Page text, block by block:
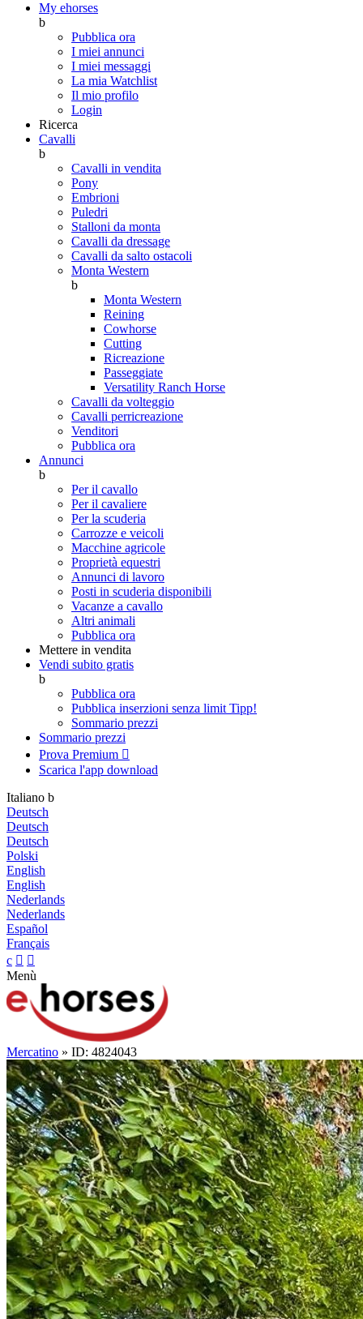
My ehorses
b
Pubblica ora
I miei annunci
I miei messaggi
La mia Watchlist
Il mio profilo
Login
Ricerca
Cavalli
b
Cavalli in vendita
Pony
Embrioni
Puledri
Stalloni da monta
Cavalli da dressage
Cavalli da salto ostacoli
Monta Western
b
Monta Western
Reining
Cowhorse
Cutting
Ricreazione
Passeggiate
Versatility Ranch Horse
Cavalli da volteggio
Cavalli perricreazione
Venditori
Pubblica ora
Annunci
b
Per il cavallo
Per il cavaliere
Per la scuderia
Carrozze e veicoli
Macchine agricole
Proprietà equestri
Annunci di lavoro
Posti in scuderia disponibili
Vacanze a cavallo
Altri animali
Pubblica ora
Mettere in vendita
Vendi subito gratis
b
Pubblica ora
Pubblica inserzioni senza limit Tipp!
Sommario prezzi
Sommario prezzi
Prova Premium 
Scarica l'app download
Italiano b
Deutsch
Deutsch
Deutsch
Polski
English
English
Nederlands
Nederlands
Español
Français
c  
Menù
Mercatino » ID: 4824043